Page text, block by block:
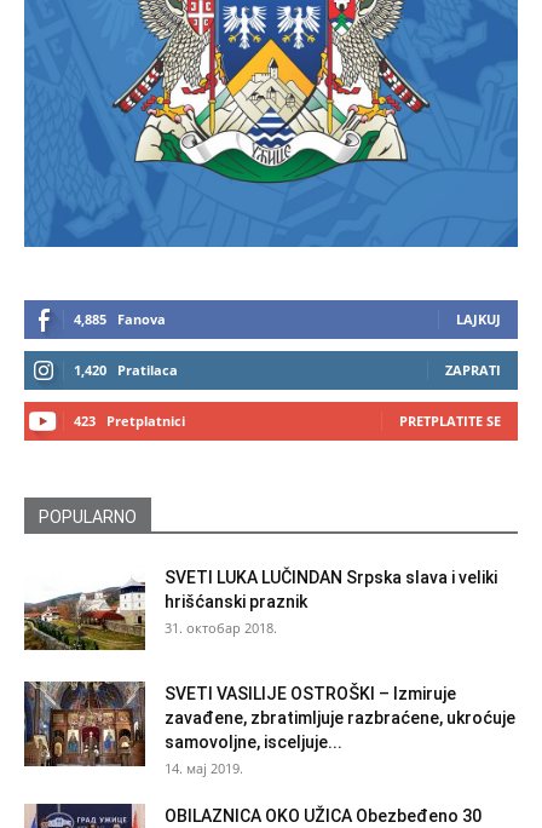
4,885 Fanova LAJKUJ
1,420 Pratilaca ZAPRATI
423 Pretplatnici PRETPLATITE SE
POPULARNO
SVETI LUKA LUČINDAN Srpska slava i veliki
hrišćanski praznik
31. октобар 2018.
SVETI VASILIJE OSTROŠKI – Izmiruje
zavađene, zbratimljuje razbraćene, ukroćuje
samovoljne, isceljuje...
14. мај 2019.
OBILAZNICA OKO UŽICA Obezbeđeno 30